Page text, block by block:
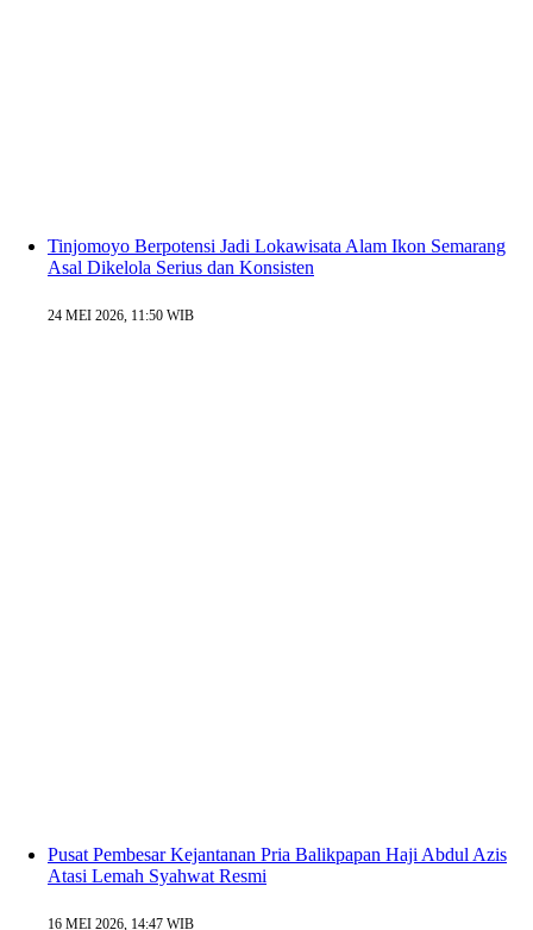
Tinjomoyo Berpotensi Jadi Lokawisata Alam Ikon Semarang
Asal Dikelola Serius dan Konsisten
24 MEI 2026, 11:50 WIB
Pusat Pembesar Kejantanan Pria Balikpapan Haji Abdul Azis
Atasi Lemah Syahwat Resmi
16 MEI 2026, 14:47 WIB